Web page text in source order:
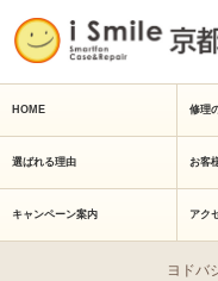
HOME 修理
選ばれる理由 お客
キャンペーン案内 アク
ヨドバ